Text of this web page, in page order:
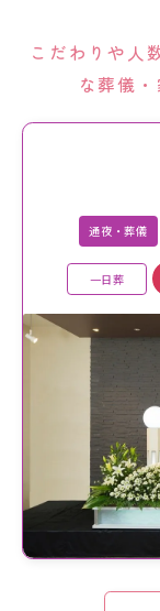
こだわりや人
な葬儀
通夜・葬儀
一日葬